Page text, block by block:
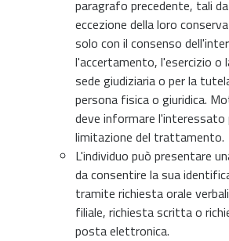
paragrafo precedente, tali
eccezione della loro
solo con il consenso
l'accertamento, l'esercizio o
sede giudiziaria o per la
persona fisica o giuridica.
deve informare l'interessato
limitazione del trattamento.
L'individuo può presentare
da consentire la sua
tramite richiesta orale
filiale, richiesta scritta o
posta elettronica.